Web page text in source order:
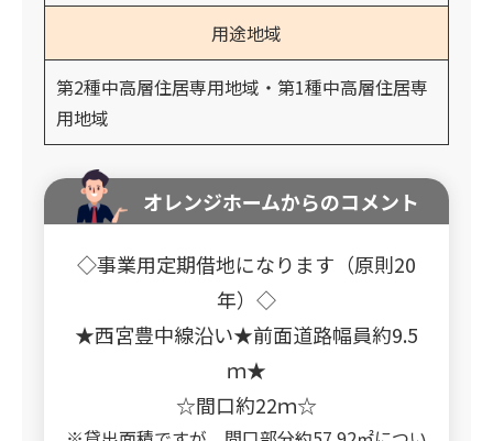
用途地域
第2種中高層住居専用地域・第1種中高層住居専
用地域
オレンジホームからのコメント
◇事業用定期借地になります（原則20
年）◇
★西宮豊中線沿い★前面道路幅員約9.5
ｍ★
☆間口約22ｍ☆